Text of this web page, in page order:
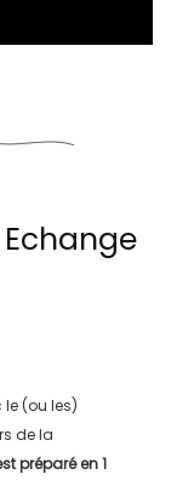
(ou les)
de la
préparé en1